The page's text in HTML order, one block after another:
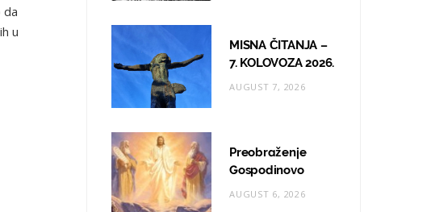
da
u
MISNA ČITANJA –
7. KOLOVOZA 2026.
AUGUST 7, 2026
Preobraženje
Gospodinovo
AUGUST 6, 2026